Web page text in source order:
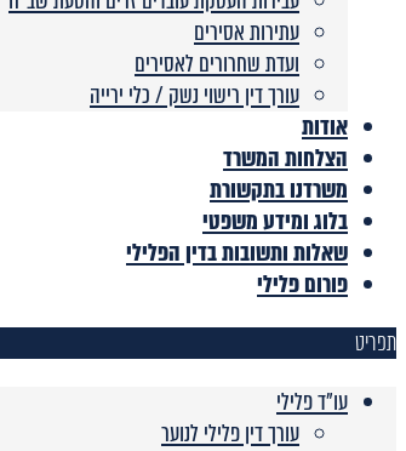
עתירות אסירים
ועדת שחרורים לאסירים
עורך דין רישוי נשק / כלי ירייה
אודות
הצלחות המשרד
משרדנו בתקשורת
בלוג ומידע משפטי
שאלות ותשובות בדין הפלילי
פורום פלילי
תפריט
עו"ד פלילי
עורך דין פלילי לנוער